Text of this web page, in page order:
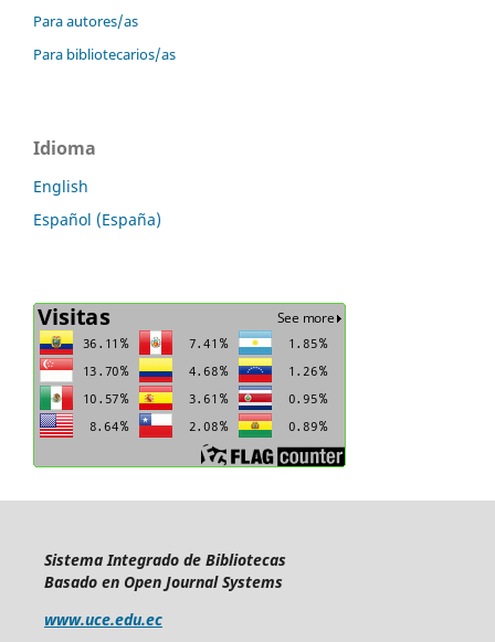
Para autores/as
Para bibliotecarios/as
Idioma
English
Español (España)
Sistema Integrado de Bibliotecas
Basado en Open Journal Systems
www.uce.edu.ec